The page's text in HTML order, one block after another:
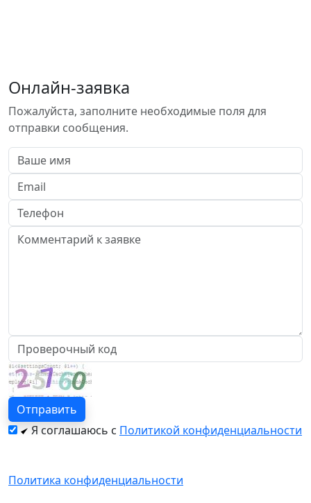
Онлайн-заявка
Пожалуйста, заполните необходимые поля для
отправки сообщения.
Я соглашаюсь с Политикой конфиденциальности
Политика конфиденциальности